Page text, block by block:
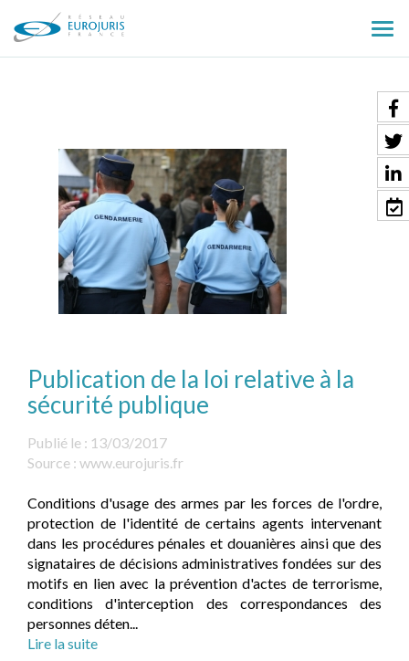
le
Publication de la loi relative à la
sécurité publique
Publié le : 13/03/2017
Source : www.eurojuris.fr
Conditions d'usage des armes par les forces de l'ordre,
protection de l'identité de certains agents intervenant
dans les procédures pénales et douanières ainsi que des
signataires de décisions administratives fondées sur des
motifs en lien avec la prévention d'actes de terrorisme,
conditions d'interception des correspondances des
personnes déten...
Lire la suite